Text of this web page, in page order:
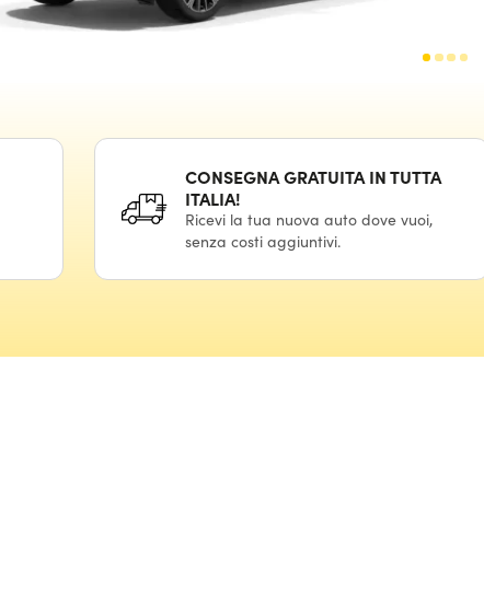
CONSEGNA GRATUITA IN TUTTA
ITALIA!
Ricevi la tua nuova auto dove vuoi,
senza costi aggiuntivi.